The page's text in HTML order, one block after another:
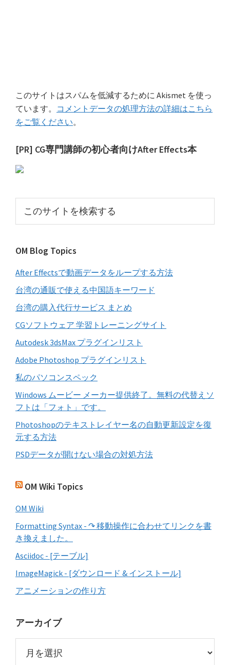
このサイトはスパムを低減するために Akismet を使っ
ています。 コメントデータの処理方法の詳細はこちら
をご覧ください。
最
初
サ
イ
バ
ー
[PR] CG専門講師の初心者向けAfter Effects本
ト
検
索
す
る
OM Blog Topics
After Effectsで動画データをループする方法
台湾の通販で使える中国語キーワード
台湾の購入代行サービス まとめ
CGソフトウェア 学習トレーニングサイト
Autodesk 3dsMax プラグインリスト
Adobe Photoshop プラグインリスト
私のパソコンスペック
Windows ムービー メーカー提供終了。無料の代替えソ
フトは「フォト」です。
Photoshopのテキストレイヤー名の自動更新設定を復
元する方法
PSDデータが開けない場合の対処方法
OM Wiki Topics
OM Wiki
Formatting Syntax - ↷ 移動操作に合わせてリンクを書
き換えました。
Asciidoc - [テーブル]
ImageMagick - [ダウンロード & インストール]
アニメーションの作り方
アーカイブ